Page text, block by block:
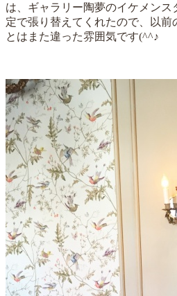
は、ギャラリー陶夢のイケメン
定で張り替えてくれたので、以前
とはまた違った雰囲気です(^^♪